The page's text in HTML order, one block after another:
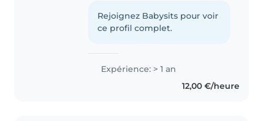
moeten gaan en ben heel
sociaal
Rejoignez Babysits pour voir
ce profil complet.
Expérience: > 1 an
12,00 €/heure